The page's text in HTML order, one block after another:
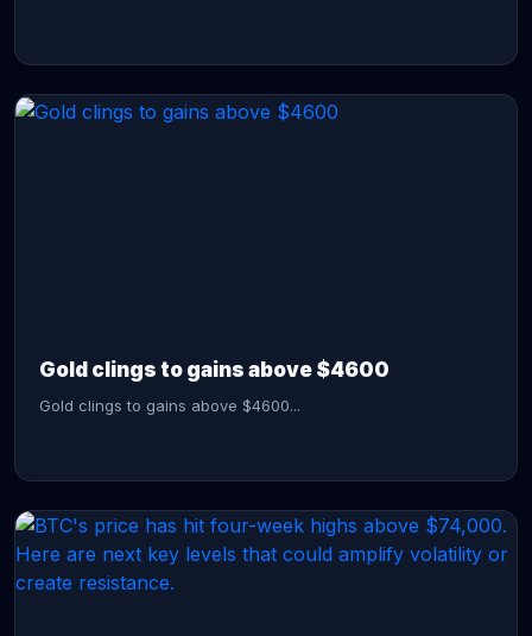
Gold clings to gains above $4600
Gold clings to gains above $4600...